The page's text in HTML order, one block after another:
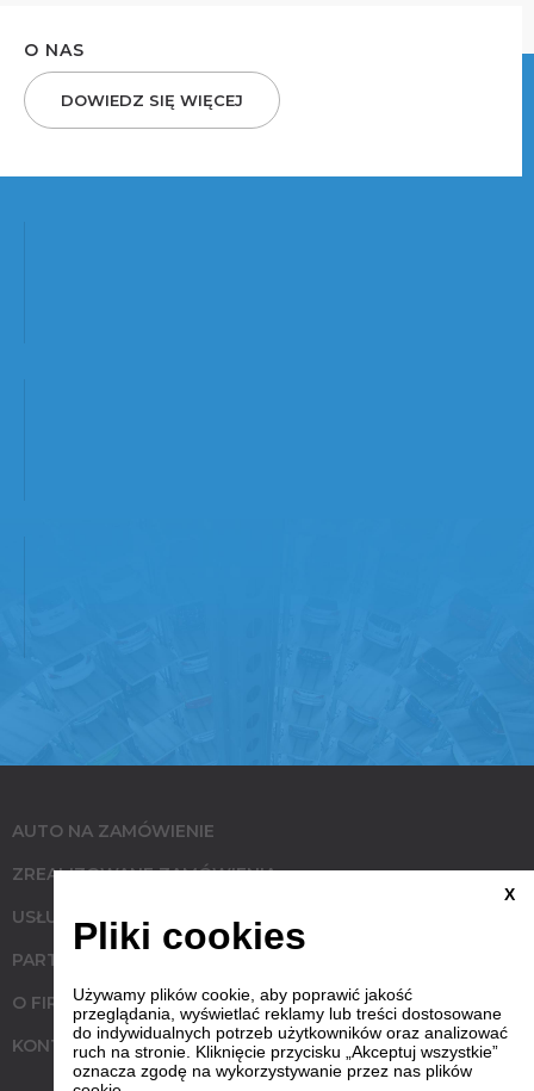
O NAS
DOWIEDZ SIĘ WIĘCEJ
AUTO NA ZAMÓWIENIE
ZREALIZOWANE ZAMÓWIENIA
USŁUGI
PARTNERZY
O FIRMIE
KONTAKT
X
Pliki cookies
Używamy plików cookie, aby poprawić jakość
przeglądania, wyświetlać reklamy lub treści dostosowane
do indywidualnych potrzeb użytkowników oraz analizować
ruch na stronie. Kliknięcie przycisku „Akceptuj wszystkie”
oznacza zgodę na wykorzystywanie przez nas plików